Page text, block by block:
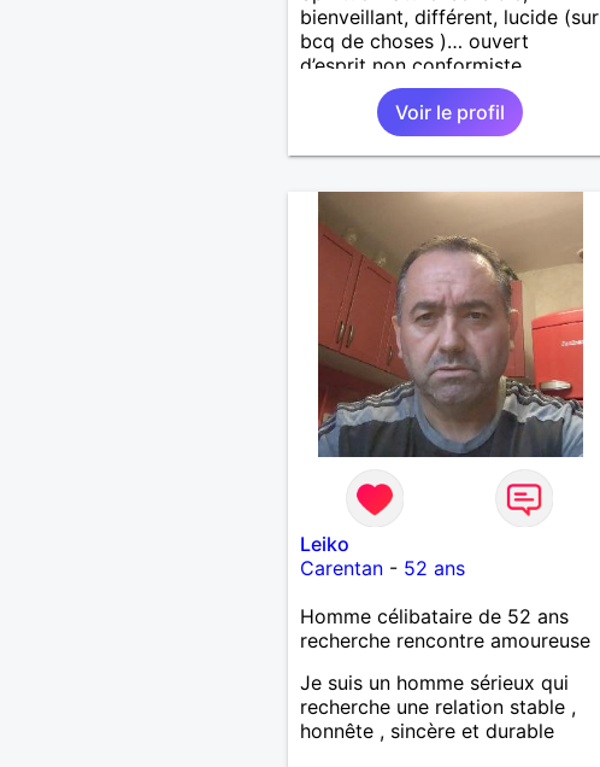
bienveillant, différent, lucide (sur
bcq de choses )… ouvert
d’esprit non conformiste.
Recherche en l’autre un peu la
même chose…Voir le profil
Leiko
Carentan- 52 ans
Homme célibataire de 52 ans
recherche rencontre amoureuse
Je suis un homme sérieux qui
recherche une relation stable ,
honnête , sincère et durable